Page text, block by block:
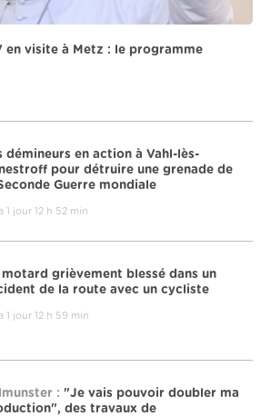
en visite à Metz : le programme
démineurs en action à Vahl-lès-
pour détruire une grenade de
Guerre mondiale
1 jour 12 h 52 min
motard grièvement blessé dans un
de la route avec un cycliste
1 jour 12 h 59 min
: "Je vais pouvoir doubler ma
des travaux de